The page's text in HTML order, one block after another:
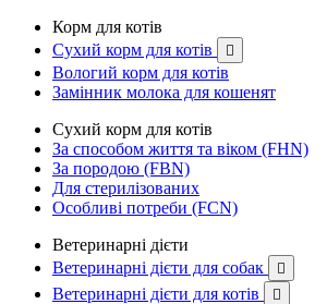
Корм для котів
Сухий корм для котів

Вологий корм для котів
Замінник молока для кошенят
Сухий корм для котів
За способом життя та віком (FHN)
За породою (FBN)
Для стерилізованих
Особливі потреби (FCN)
Ветеринарні дієти
Ветеринарні дієти для собак

Ветеринарні дієти для котів 